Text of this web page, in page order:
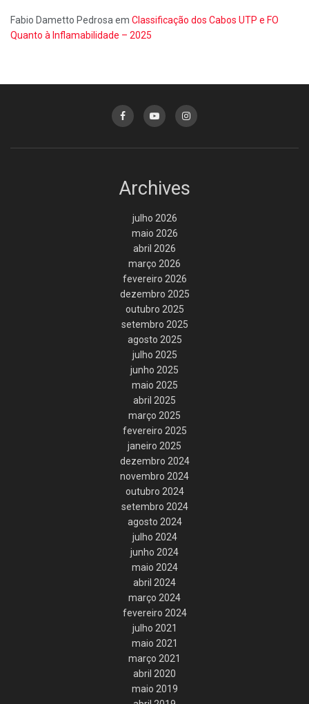
Fabio Dametto Pedrosaem Classificação dos Cabos UTP e FO
Quanto à Inflamabilidade – 2025
Archives
julho 2026
maio 2026
abril 2026
março 2026
fevereiro 2026
dezembro 2025
outubro 2025
setembro 2025
agosto 2025
julho 2025
junho 2025
maio 2025
abril 2025
março 2025
fevereiro 2025
janeiro 2025
dezembro 2024
novembro 2024
outubro 2024
setembro 2024
agosto 2024
julho 2024
junho 2024
maio 2024
abril 2024
março 2024
fevereiro 2024
julho 2021
maio 2021
março 2021
abril 2020
maio 2019